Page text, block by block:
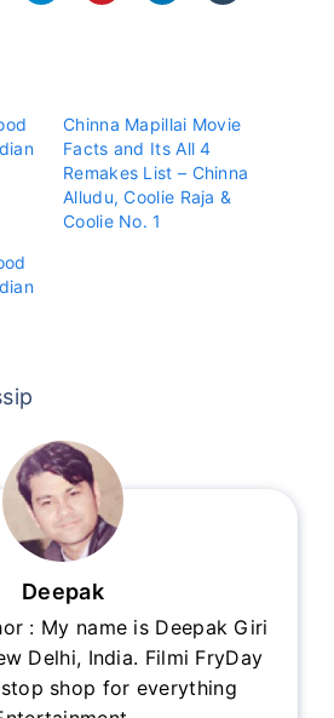
Chinna Mapillai Movie
Facts and Its All 4
Remakes List – Chinna
Alludu, Coolie Raja &
Coolie No. 1
Deepak
: My name is Deepak Giri
Delhi, India. Filmi FryDay
shop for everything